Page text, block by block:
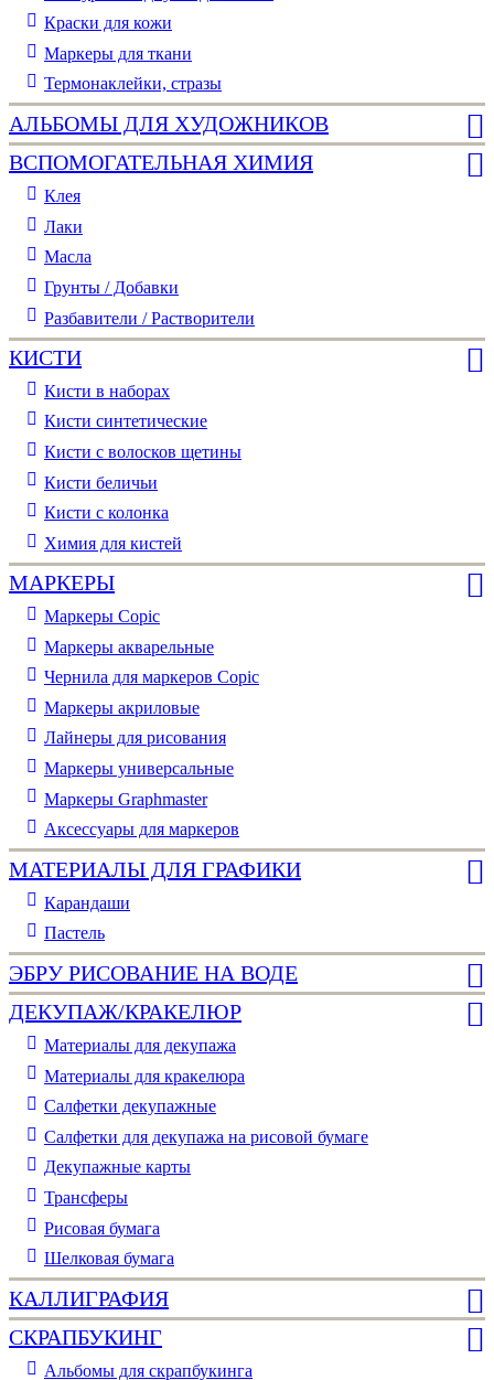
Краски для кожи
Маркеры для ткани
Термонаклейки, стразы
АЛЬБОМЫ ДЛЯ ХУДОЖНИКОВ
ВСПОМОГАТЕЛЬНАЯ ХИМИЯ
Клея
Лаки
Масла
Грунты / Добавки
Разбавители / Растворители
КИСТИ
Кисти в наборах
Кисти синтетические
Кисти с волосков щетины
Кисти беличьи
Кисти с колонка
Химия для кистей
МАРКЕРЫ
Маркеры Copic
Маркеры акварельные
Чернила для маркеров Copic
Маркеры акриловые
Лайнеры для рисования
Маркеры универсальные
Маркеры Graphmaster
Аксессуары для маркеров
МАТЕРИАЛЫ ДЛЯ ГРАФИКИ
Карандаши
Пастель
ЭБРУ РИСОВАНИЕ НА ВОДЕ
ДЕКУПАЖ/КРАКЕЛЮР
Материалы для декупажа
Материалы для кракелюра
Cалфетки декупажные
Салфетки для декупажа на рисовой бумаге
Декупажные карты
Трансферы
Рисовая бумага
Шелковая бумага
КАЛЛИГРАФИЯ
СКРАПБУКИНГ
Альбомы для скрапбукинга